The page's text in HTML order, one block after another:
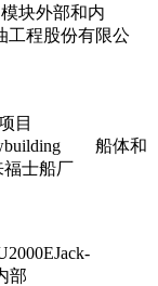
块外部和内
程股份有限公
建项目
船体和
福士船厂
内部